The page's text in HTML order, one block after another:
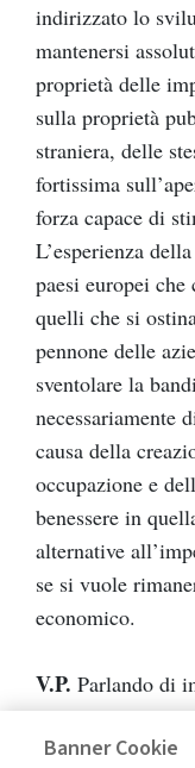
indirizzato lo
mantenersi
proprietà delle
sulla proprietà
straniera, delle
fortissima
forza capace di
L’esperienza
paesi europei
quelli che si
pennone delle
sventolare la
necessariamente
causa della
occupazione e
benessere in
alternative
se si vuole
economico.
V.P. Parlando di
chiederle in quali
prossimo futuro,
Banner Cookie